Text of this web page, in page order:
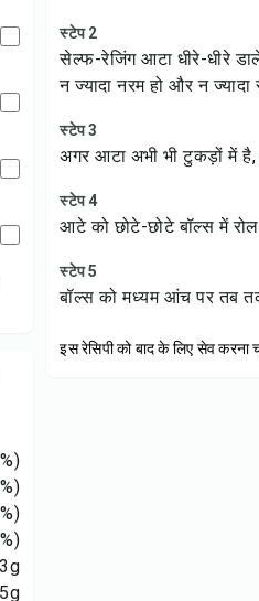
g
g
स्टेप 2
सेल्फ-रेजिंग आटा धीरे-धीरे
न ज्यादा नरम हो और न
स्टेप 3
अगर आटा अभी भी टुकड़ों में है,
स्टेप 4
आटे को छोटे-छोटे बॉल्स में
स्टेप 5
बॉल्स को मध्यम आंच पर तब
इस रेसिपी को बाद के लिए सेव करना